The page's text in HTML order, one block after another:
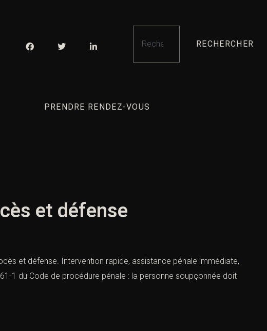
RECHERCHER
PRENDRE RENDEZ-VOUS
et défense
et défense. Intervention rapide, assistance pénale immédiate,
1 du Code de procédure pénale : la personne soupçonnée doit